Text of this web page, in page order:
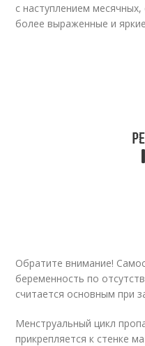
с наступлением
более выраженные и
Обратите внимание!
беременность по
считается основным при
Менструальный цикл
прикрепляется к стенке